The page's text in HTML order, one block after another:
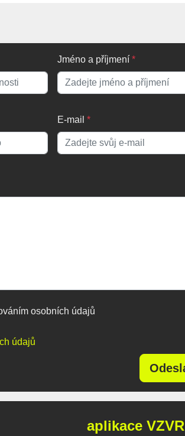
Jméno a příjmení *
E-mail *
osobních údajů
údajů
aplikace